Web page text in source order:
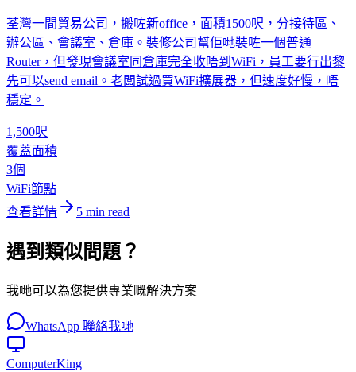
荃灣一間貿易公司，搬咗新office，面積1500呎，分接待區、
辦公區、會議室、倉庫。裝修公司幫佢哋裝咗一個普通
Router，但發現會議室同倉庫完全收唔到WiFi，員工要行出黎
先可以send email。老闆試過買WiFi擴展器，但速度好慢，唔
穩定。
1,500呎
覆蓋面積
3個
WiFi節點
查看詳情
5 min read
遇到類似問題？
我哋可以為您提供專業嘅解決方案
WhatsApp 聯絡我哋
ComputerKing